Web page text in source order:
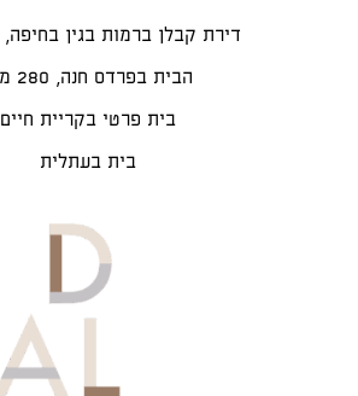
דירת קבלן ברמות בגין בחיפה, 130 מ"ר
הבית בפרדס חנה, 280 מ״ר
בית פרטי בקריית חיים
בית בעתלית